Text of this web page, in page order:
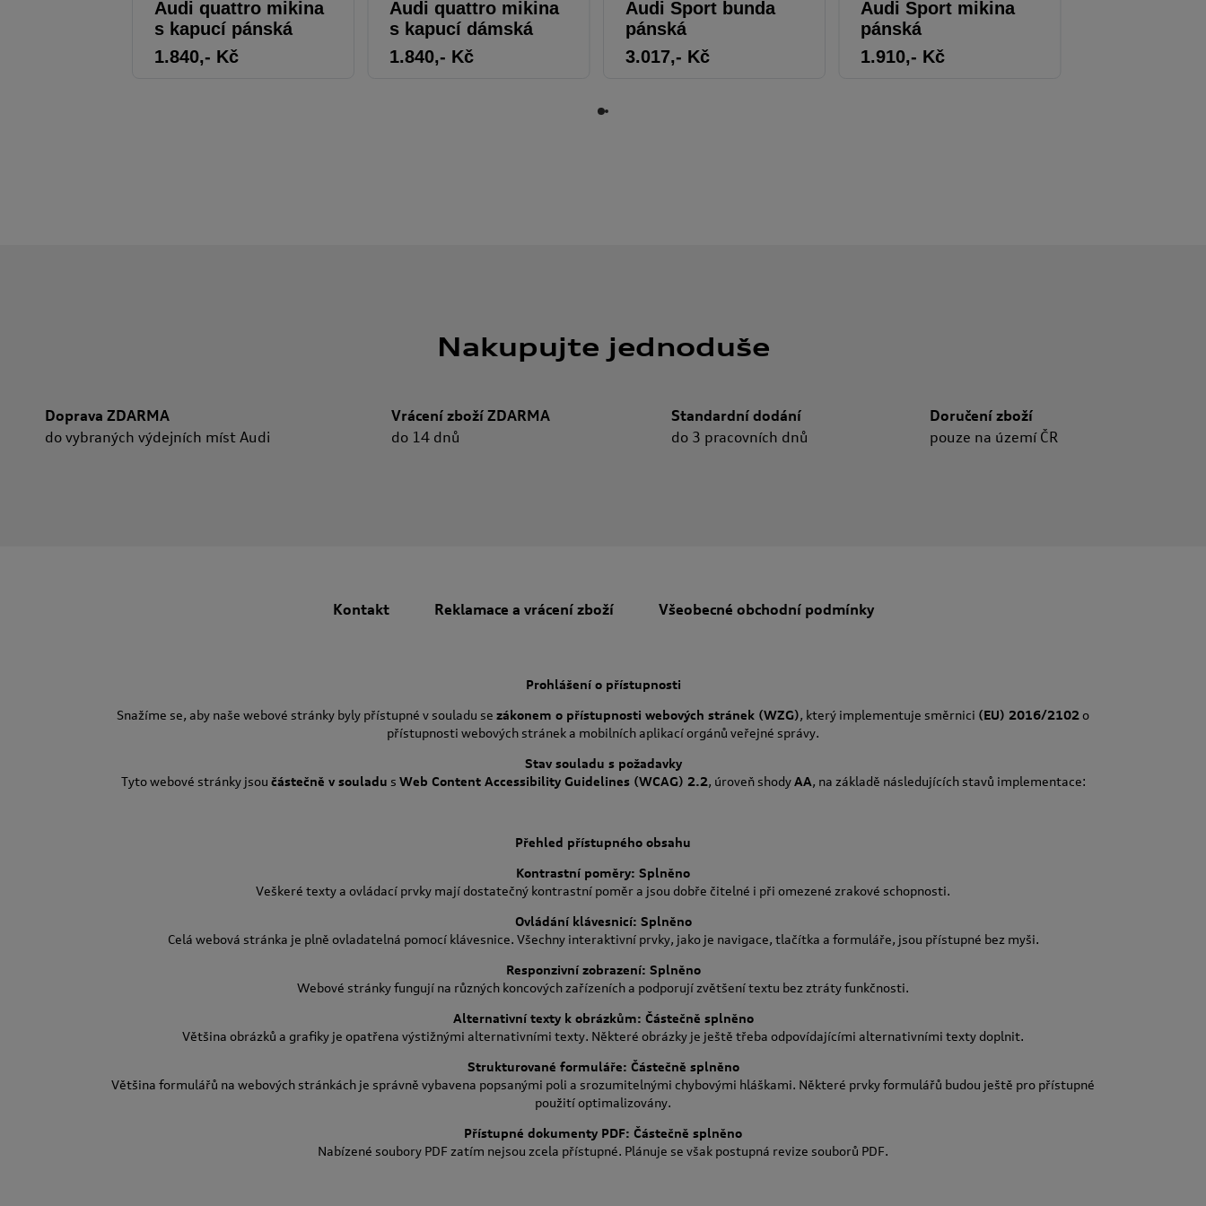
Audi quattro mikina
s kapucí pánská
1.840,- Kč
Audi quattro mikina
s kapucí dámská
1.840,- Kč
Audi Sport bunda
pánská
3.017,- Kč
Audi Sport mikina
pánská
1.910,- Kč
Nakupujte jednoduše
Doprava ZDARMA
do vybraných výdejních míst Audi
Vrácení zboží ZDARMA
do 14 dnů
Standardní dodání
do 3 pracovních dnů
Doručení zboží
pouze na území ČR
Kontakt Reklamace a vrácení zboží Všeobecné obchodní podmínky
Prohlášení o přístupnosti
Snažíme se, aby naše webové stránky byly přístupné v souladu se zákonem o přístupnosti webových stránek (WZG), který implementuje směrnici (EU) 2016/2102o
přístupnosti webových stránek a mobilních aplikací orgánů veřejné správy.
Stav souladu s požadavky
Tyto webové stránky jsou částečně v souladu s Web Content Accessibility Guidelines (WCAG) 2.2, úroveň shodyAA, na základě následujících stavů implementace:
Přehled přístupného obsahu
Kontrastní poměry: Splněno
Veškeré texty a ovládací prvky mají dostatečný kontrastní poměr a jsou dobře čitelné i při omezené zrakové schopnosti.
Ovládání klávesnicí: Splněno
Celá webová stránka je plně ovladatelná pomocí klávesnice. Všechny interaktivní prvky, jako je navigace, tlačítka a formuláře, jsou přístupné bez myši.
Responzivní zobrazení: Splněno
Webové stránky fungují na různých koncových zařízeních a podporují zvětšení textu bez ztráty funkčnosti.
Alternativní texty k obrázkům: Částečně splněno
Většina obrázků a grafiky je opatřena výstižnými alternativními texty. Některé obrázky je ještě třeba odpovídajícími alternativními texty doplnit.
Strukturované formuláře: Částečně splněno
Většina formulářů na webových stránkách je správně vybavena popsanými poli a srozumitelnými chybovými hláškami. Některé prvky formulářů budou ještě pro přístupné
použití optimalizovány.
Přístupné dokumenty PDF: Částečně splněno
Nabízené soubory PDF zatím nejsou zcela přístupné. Plánuje se však postupná revize souborů PDF.